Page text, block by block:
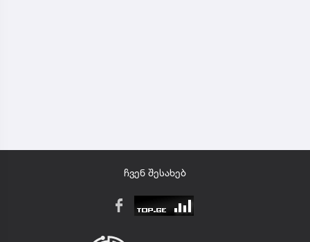
ჩვენ შესახებ